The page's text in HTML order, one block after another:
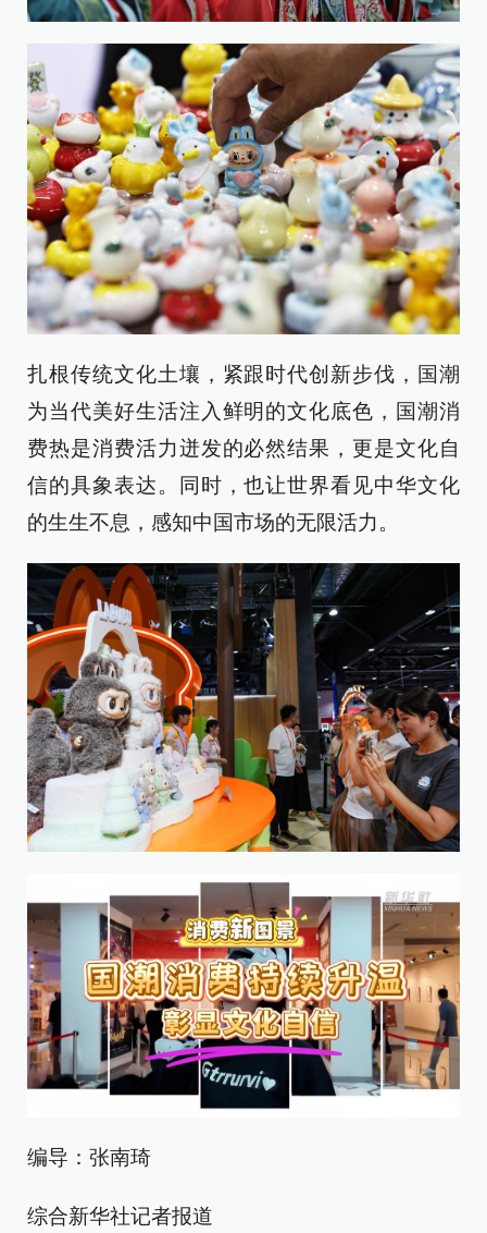
扎根传统文化土壤，紧跟时代创新步伐，国潮
为当代美好生活注入鲜明的文化底色，国潮消
费热是消费活力迸发的必然结果，更是文化自
信的具象表达。同时，也让世界看见中华文化
的生生不息，感知中国市场的无限活力。
编导：张南琦
综合新华社记者报道